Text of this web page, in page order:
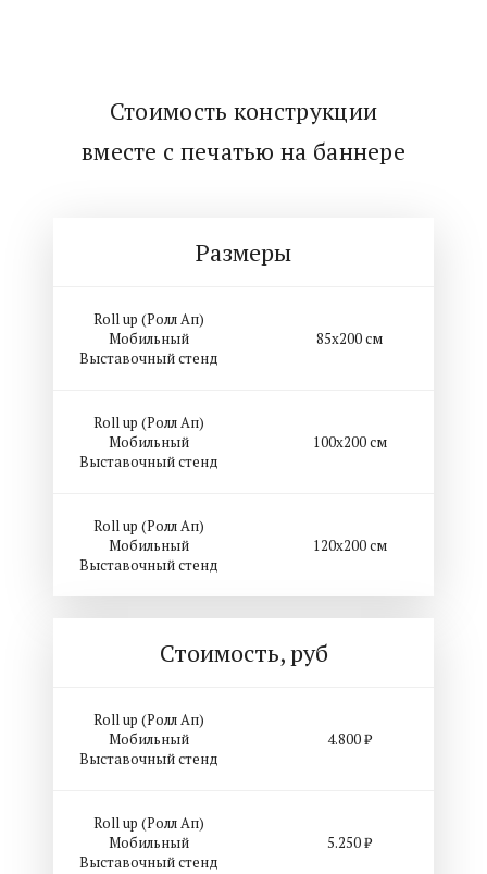
Стоимость конструкции
вместе с печатью на баннере
Размеры
Roll up (Ролл Ап)
Мобильный
Выставочный стенд
85х200 см
Roll up (Ролл Ап)
Мобильный
Выставочный стенд
100х200 см
Roll up (Ролл Ап)
Мобильный
Выставочный стенд
120х200 см
Стоимость, руб
Roll up (Ролл Ап)
Мобильный
Выставочный стенд
4.800 ₽
Roll up (Ролл Ап)
Мобильный
Выставочный стенд
5.250 ₽